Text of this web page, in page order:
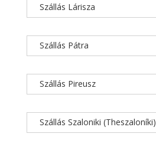
Szállás Lárisza
Szállás Pátra
Szállás Pireusz
Szállás Szaloniki (Theszaloníki)